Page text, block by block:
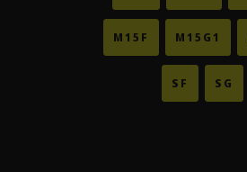
M15F M15G1
SF SG